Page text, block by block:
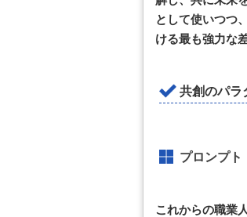
として使いつつ
ける最も強力な
共創のパラ
プロンプト
これからの職業